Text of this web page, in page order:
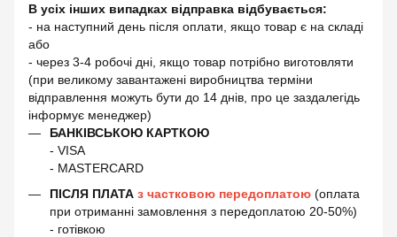
В усіх інших випадках відправка відбувається:
- на наступний день після оплати, якщо товар є на складі
або
- через 3-4 робочі дні, якщо товар потрібно виготовляти
(при великому завантажені виробництва терміни
відправлення можуть бути до 14 днів, про це заздалегідь
інформує менеджер)
БАНКІВСЬКОЮ КАРТКОЮ
- VISA
- MASTERCARD
ПІСЛЯ ПЛАТА з частковою передоплатою (оплата
при отриманні замовлення з передоплатою 20-50%)
- готівкою